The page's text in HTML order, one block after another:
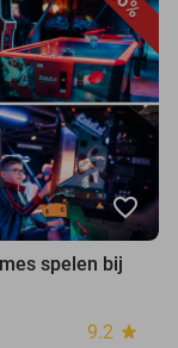
favorite_border
spelen bij
9.2 star